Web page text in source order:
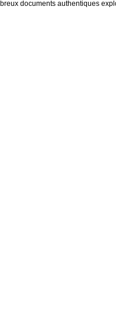
documents authentiques